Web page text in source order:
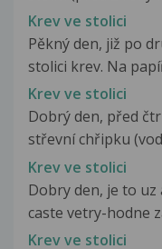
Krev ve stolici
Pěkný den, již po
stolici krev. Na
Krev ve stolici
Dobrý den, před
střevní chřipku
Krev ve stolici
Dobry den, je to
caste vetry-hodne
Krev ve stolici